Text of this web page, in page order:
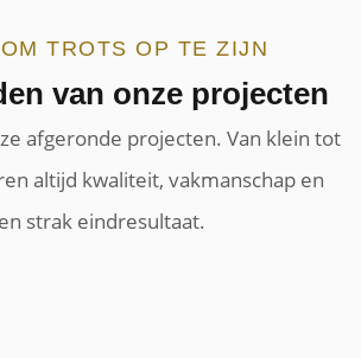
TROTS OP TE ZIJN
van onze projecten
afgeronde projecten. Van klein tot
altijd kwaliteit, vakmanschap en
strak eindresultaat.